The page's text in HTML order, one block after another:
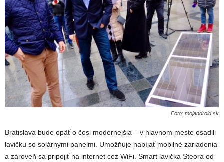
Foto: mojandroid.sk
Bratislava bude opäť o čosi modernejšia – v hlavnom meste osadili
lavičku so solárnymi panelmi. Umožňuje nabíjať mobilné zariadenia
a zároveň sa pripojiť na internet cez WiFi. Smart lavička Steora od